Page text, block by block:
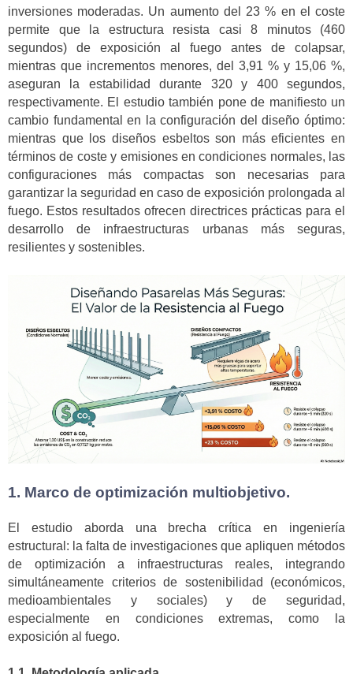
inversiones moderadas. Un aumento del 23 % en el coste
permite que la estructura resista casi 8 minutos (460
segundos) de exposición al fuego antes de colapsar,
mientras que incrementos menores, del 3,91 % y 15,06 %,
aseguran la estabilidad durante 320 y 400 segundos,
respectivamente. El estudio también pone de manifiesto un
cambio fundamental en la configuración del diseño óptimo:
mientras que los diseños esbeltos son más eficientes en
términos de coste y emisiones en condiciones normales, las
configuraciones más compactas son necesarias para
garantizar la seguridad en caso de exposición prolongada al
fuego. Estos resultados ofrecen directrices prácticas para el
desarrollo de infraestructuras urbanas más seguras,
resilientes y sostenibles.
1. Marco de optimización multiobjetivo.
El estudio aborda una brecha crítica en ingeniería
estructural: la falta de investigaciones que apliquen métodos
de optimización a infraestructuras reales, integrando
simultáneamente criterios de sostenibilidad (económicos,
medioambientales y sociales) y de seguridad,
especialmente en condiciones extremas, como la
exposición al fuego.